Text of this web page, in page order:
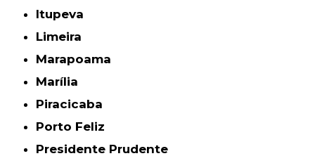
Itupeva
Limeira
Marapoama
Marília
Piracicaba
Porto Feliz
Presidente Prudente